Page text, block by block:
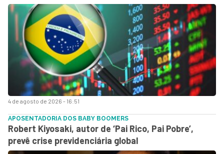
4 de agosto de 2026 - 16:51
APOSENTADORIA DOS BABY BOOMERS
Robert Kiyosaki, autor de ‘Pai Rico, Pai Pobre’,
prevê crise previdenciária global